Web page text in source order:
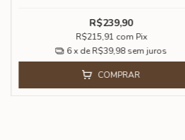
R$309,90 R$219,90
R$197,91 com Pix
6x deR$36,65 sem juros
COMPRAR